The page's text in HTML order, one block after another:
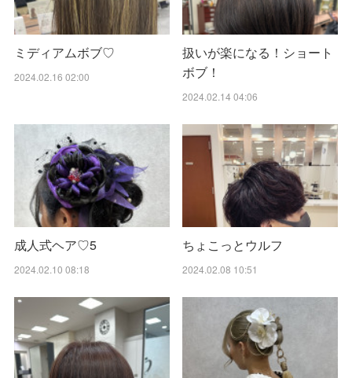
ミディアムボブ♡
2024.02.16 02:00
扱いが楽になる！ショート
ボブ！
2024.02.14 04:06
成人式ヘア♡5
2024.02.10 08:18
ちょこっとウルフ
2024.02.08 10:51